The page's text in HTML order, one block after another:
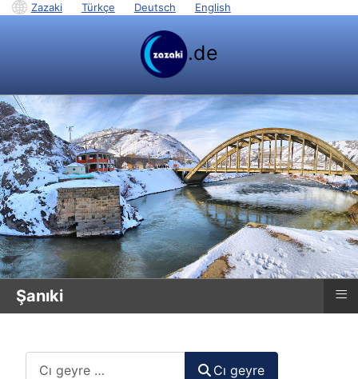
Zazaki Türkçe Deutsch English
.de
Şanıki ≡
Cı geyre